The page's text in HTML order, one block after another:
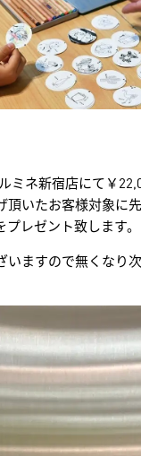
ミネ新宿店にて￥
頂いたお客様対象に
レゼント致します。
ますので無くなり